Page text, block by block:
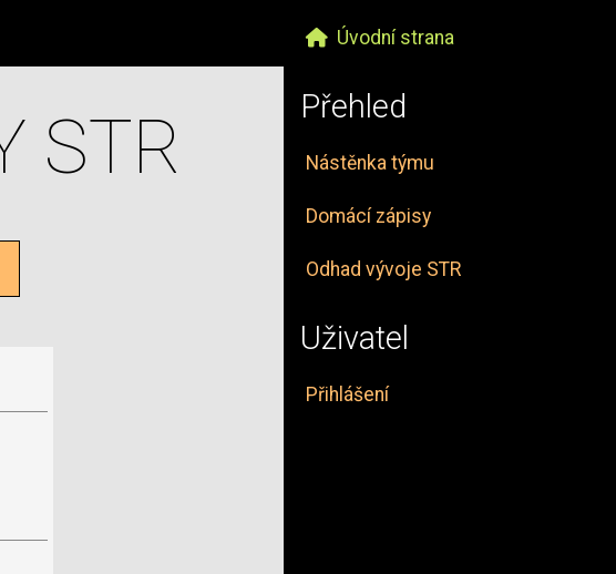
Úvodní strana
Přehled
Nástěnka týmu
Domácí zápisy
Odhad vývoje STR
Uživatel
Přihlášení
STR